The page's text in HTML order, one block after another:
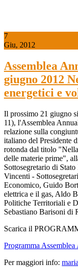
7
Giu, 2012
Assemblea
giugno 2012
energetici e
Il prossimo 21 giugno
11), l'Assemblea
relazione sulla
italiano del Presidente
rotonda dal titolo
delle materie prime",
Sottosegretario di
Vincenti -
Economico, Guido
elettrica e il gas, Aldo
Politiche Territoriali e
Sebastiano Barisoni di
Scarica il
Programma Assemblea
Per maggiori info: